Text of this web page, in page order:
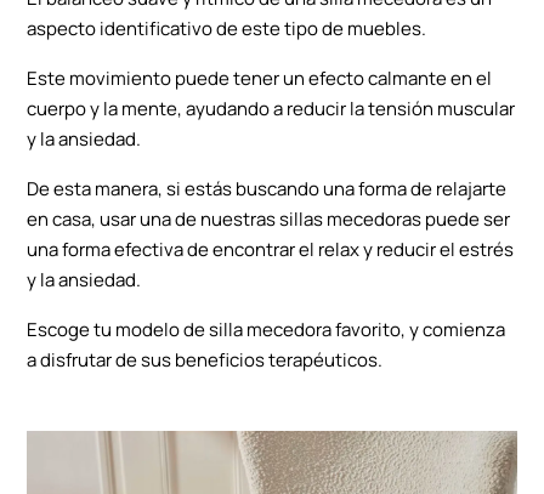
aspecto identificativo de este tipo de muebles.
Este movimiento puede tener un efecto calmante en el
cuerpo y la mente, ayudando a reducir la tensión muscular
y la ansiedad.
De esta manera, si estás buscando una forma de relajarte
en casa, usar una de nuestras sillas mecedoras puede ser
una forma efectiva de encontrar el relax y reducir el estrés
y la ansiedad.
Escoge tu modelo de silla mecedora favorito, y comienza
a disfrutar de sus beneficios terapéuticos.